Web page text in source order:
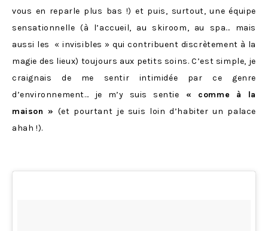
vous en reparle plus bas !) et puis, surtout, une équipe
sensationnelle (à l’accueil, au skiroom, au spa… mais
aussi les « invisibles » qui contribuent discrètement à la
magie des lieux) toujours aux petits soins. C’est simple, je
craignais de me sentir intimidée par ce genre
d’environnement… je m’y suis sentie « comme à la
maison » (et pourtant je suis loin d’habiter un palace
ahah !).